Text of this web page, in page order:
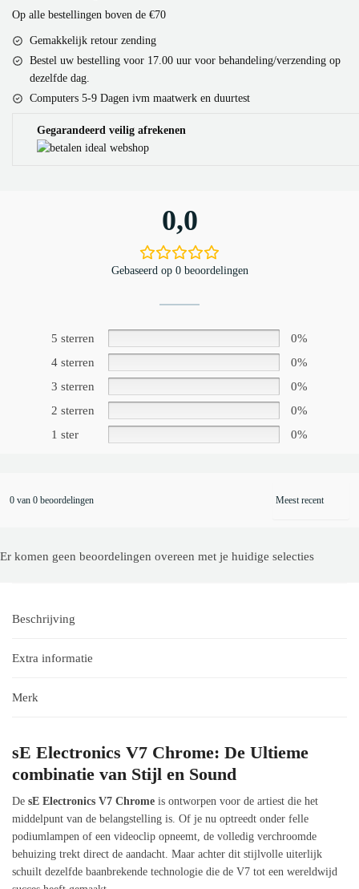
Op alle bestellingen boven de €70
Gemakkelijk retour zending
Bestel uw bestelling voor 17.00 uur voor behandeling/verzending op
dezelfde dag.
Computers 5-9 Dagen ivm maatwerk en duurtest
Gegarandeerd veilig afrekenen
0,0
Gebaseerd op 0 beoordelingen
5 sterren
0%
4 sterren
0%
3 sterren
0%
2 sterren
0%
1 ster
0%
0 van 0 beoordelingen
Er komen geen beoordelingen overeen met je huidige selecties
Beschrijving
Extra informatie
Merk
sE Electronics V7 Chrome: De Ultieme
combinatie van Stijl en Sound
De sE Electronics V7 Chrome is ontworpen voor de artiest die het
middelpunt van de belangstelling is. Of je nu optreedt onder felle
podiumlampen of een videoclip opneemt, de volledig verchroomde
behuizing trekt direct de aandacht. Maar achter dit stijlvolle uiterlijk
schuilt dezelfde baanbrekende technologie die de V7 tot een wereldwijd